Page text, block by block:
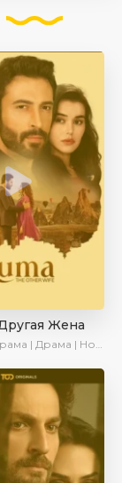
Жена
| Новинки | Сериалы 2025